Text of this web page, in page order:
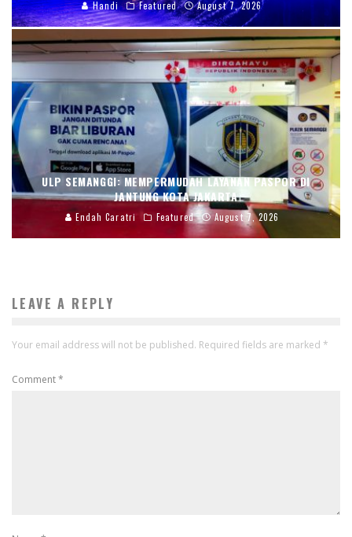
Handi Featured August 7, 2026
ULP SEMANGGI: MEMPERMUDAH LAYANAN PASPOR DI
JANTUNG KOTA JAKARTA
Endah Caratri Featured August 7, 2026
LEAVE A REPLY
Your email address will not be published. Required fields are marked *
Comment*